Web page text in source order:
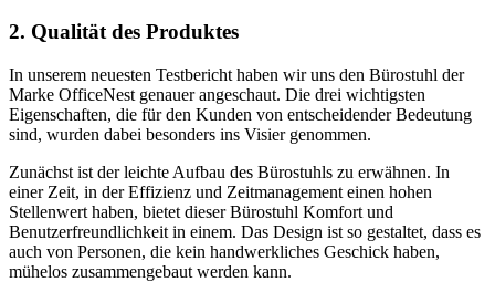
2. Qualität des Produktes
In unserem neuesten Testbericht haben wir uns den Bürostuhl der
Marke OfficeNest genauer angeschaut. Die drei wichtigsten
Eigenschaften, die für den Kunden von entscheidender Bedeutung
sind, wurden dabei besonders ins Visier genommen.
Zunächst ist der leichte Aufbau des Bürostuhls zu erwähnen. In
einer Zeit, in der Effizienz und Zeitmanagement einen hohen
Stellenwert haben, bietet dieser Bürostuhl Komfort und
Benutzerfreundlichkeit in einem. Das Design ist so gestaltet, dass es
auch von Personen, die kein handwerkliches Geschick haben,
mühelos zusammengebaut werden kann.